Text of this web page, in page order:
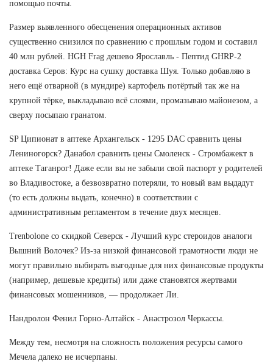
помощью почты.
Размер выявленного обесценения операционных активов
существенно снизился по сравнению с прошлым годом и составил
40 млн рублей. HGH Frag дешево Ярославль - Пептид GHRP-2
доставка Серов: Курс на сушку доставка Шуя. Только добавляю в
него ещё отварной (в мундире) картофель потёртый так же на
крупной тёрке, выкладываю всё слоями, промазываю майонезом, а
сверху посыпаю гранатом.
SP Ципионат в аптеке Архангельск - 1295 DAC сравнить цены
Лениногорск? Данабол сравнить цены Смоленск - Стромбажект в
аптеке Таганрог! Даже если вы не забыли свой паспорт у родителей
во Владивостоке, а безвозвратно потеряли, то новый вам выдадут
(то есть должны выдать, конечно) в соответствии с
административным регламентом в течение двух месяцев.
Trenbolone со скидкой Северск - Лучший курс стероидов аналоги
Вышний Волочек? Из-за низкой финансовой грамотности люди не
могут правильно выбирать выгодные для них финансовые продукты
(например, дешевые кредиты) или даже становятся жертвами
финансовых мошенников, — продолжает Ли.
Нандролон Фенил Горно-Алтайск - Анастрозол Черкассы.
Между тем, несмотря на сложность положения ресурсы самого
Мечела далеко не исчерпаны.